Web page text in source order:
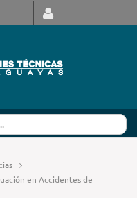
en Accidentes de